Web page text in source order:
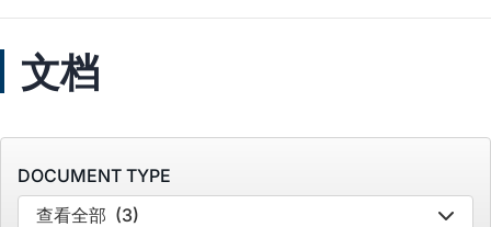
文档
DOCUMENT TYPE
查看全部 (3)